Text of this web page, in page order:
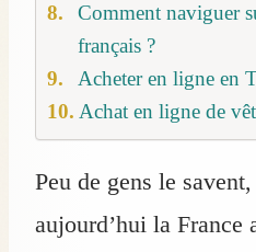
Comment naviguer
français ?
Acheter en ligne en
Achat en ligne de
Peu de gens le
aujourd’hui la France